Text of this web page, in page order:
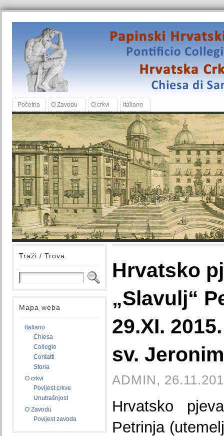
Početna O Zavodu O crkvi Italiano
Traži / Trova
Mapa weba
Italiano
Chiesa
Collegio
Contatti
Storia
O crkvi
Povijest crkve
Unutrašnjost
O Zavodu
Povijest zavoda
Hrvatsko
„Slavulj“
29.XI.
sv.
ADMIN,
Hrvatsko
Petrinja